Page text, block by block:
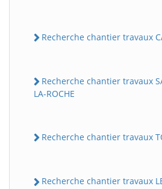
Recherche chantier travaux
Recherche chantier travaux
LA-ROCHE
Recherche chantier travaux
Recherche chantier travaux